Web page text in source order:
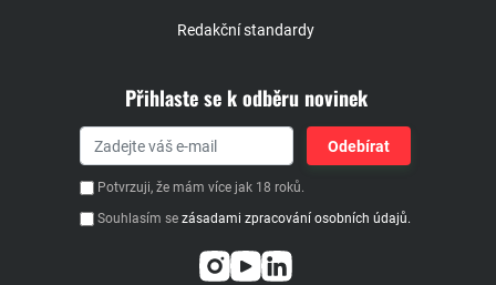
Redakční standardy
Přihlaste se k odběru novinek
Potvrzuji, že mám více jak 18 roků.
Souhlasím se zásadami zpracování osobních údajů.